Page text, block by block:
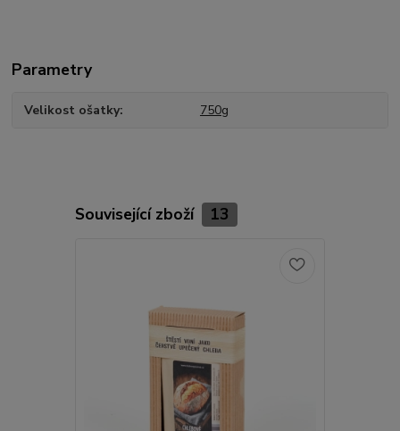
Parametry
Velikost ošatky 750g
Související zboží 13